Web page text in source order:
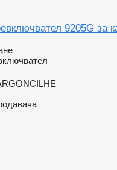
9205G за